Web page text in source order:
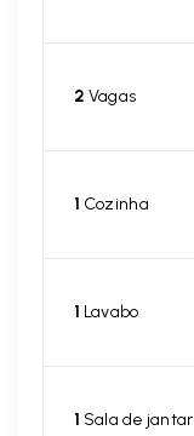
2 Vagas
1 Cozinha
1 Lavabo
1 Sala de jantar